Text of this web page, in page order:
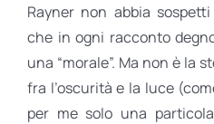
Rayner non abbia sospetti
che in ogni racconto
una “morale”. Ma non è la
fra l’oscurità e la luce
per me solo una